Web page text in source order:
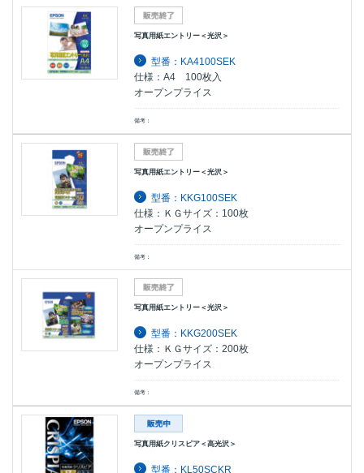
写真用紙エントリー＜光沢＞
型番：KA4100SEK
仕様：A4 100枚入
オープンプライス
備考：
写真用紙エントリー＜光沢＞
型番：KKG100SEK
仕様：ＫＧサイズ：100枚
オープンプライス
備考：
写真用紙エントリー＜光沢＞
型番：KKG200SEK
仕様：ＫＧサイズ：200枚
オープンプライス
備考：
写真用紙クリスピア＜高光沢＞
型番：KL50SCKR